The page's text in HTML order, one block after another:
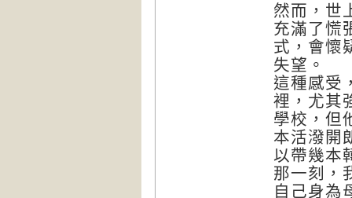
然而，世
充滿了慌
式，會懷
失望。
這種感受
裡，尤其
學校，但
本活潑開
以帶幾本
那一刻，
自己身為